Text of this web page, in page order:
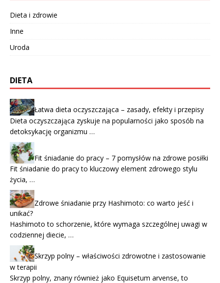
Dieta i zdrowie
Inne
Uroda
DIETA
Łatwa dieta oczyszczająca – zasady, efekty i przepisy
Dieta oczyszczająca zyskuje na popularności jako sposób na
detoksykację organizmu …
Fit śniadanie do pracy – 7 pomysłów na zdrowe posiłki
Fit śniadanie do pracy to kluczowy element zdrowego stylu
życia, …
Zdrowe śniadanie przy Hashimoto: co warto jeść i
unikać?
Hashimoto to schorzenie, które wymaga szczególnej uwagi w
codziennej diecie, …
Skrzyp polny – właściwości zdrowotne i zastosowanie
w terapii
Skrzyp polny, znany również jako Equisetum arvense, to